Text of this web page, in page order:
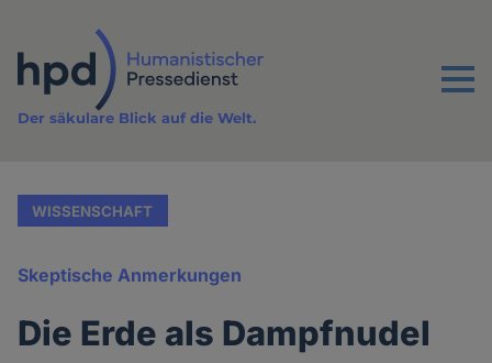
Inhalt
Menu
Der säkulare Blick auf die Welt.
WISSENSCHAFT
Skeptische Anmerkungen
Die Erde als Dampfnudel